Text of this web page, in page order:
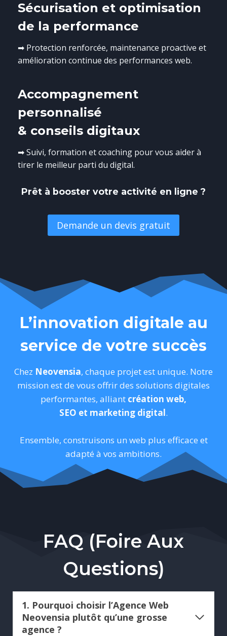
Sécurisation et optimisation
de la performance
➡ Protection renforcée, maintenance proactive et
amélioration continue des performances web.
Accompagnement
personnalisé
& conseils digitaux
➡ Suivi, formation et coaching pour vous aider à
tirer le meilleur parti du digital.
Prêt à booster votre activité en ligne ?
Demande un devis gratuit
L’innovation digitale au
service de votre succès
Chez Neovensia, chaque projet est unique. Notre
mission est de vous offrir des solutions digitales
performantes, alliant création web,
SEO et marketing digital.
Ensemble, construisons un web plus efficace et
adapté à vos ambitions.
FAQ (Foire Aux
Questions)
1. Pourquoi choisir l’Agence Web
Neovensia plutôt qu’une grosse
agence ?